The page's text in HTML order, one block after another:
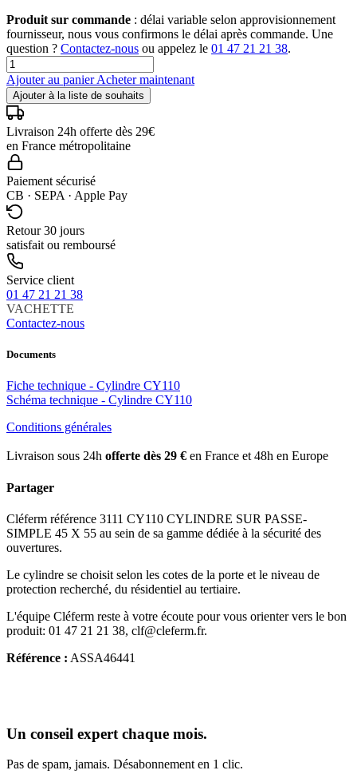
Produit sur commande : délai variable selon approvisionnement
fournisseur, nous vous confirmons le délai après commande. Une
question ? Contactez-nous ou appelez le 01 47 21 21 38.
Ajouter au panierAcheter maintenant
Ajouter à la liste de souhaits
Livraison 24h offerte dès 29€
en France métropolitaine
Paiement sécurisé
CB · SEPA · Apple Pay
Retour 30 jours
satisfait ou remboursé
Service client
01 47 21 21 38
VACHETTE
Contactez-nous
Documents
Fiche technique - Cylindre CY110
Schéma technique - Cylindre CY110
Conditions générales
Livraison sous 24h offerte dès 29 € en France et 48h en Europe
Partager
Cléferm référence 3111 CY110 CYLINDRE SUR PASSE-
SIMPLE 45 X 55 au sein de sa gamme dédiée à la sécurité des
ouvertures.
Le cylindre se choisit selon les cotes de la porte et le niveau de
protection recherché, du résidentiel au tertiaire.
L'équipe Cléferm reste à votre écoute pour vous orienter vers le bon
produit: 01 47 21 21 38, clf@cleferm.fr.
Référence : ASSA46441
Un conseil expert chaque mois.
Pas de spam, jamais. Désabonnement en 1 clic.